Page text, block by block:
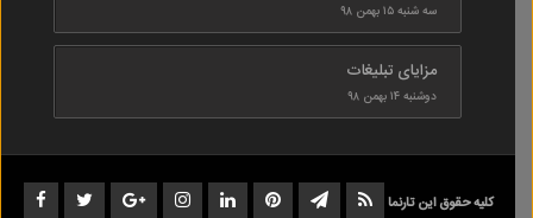
سه شنبه ۱۵ بهمن ۹۸
مزایای تبلیغات
دوشنبه ۱۴ بهمن ۹۸
کلیه حقوق این تارنما